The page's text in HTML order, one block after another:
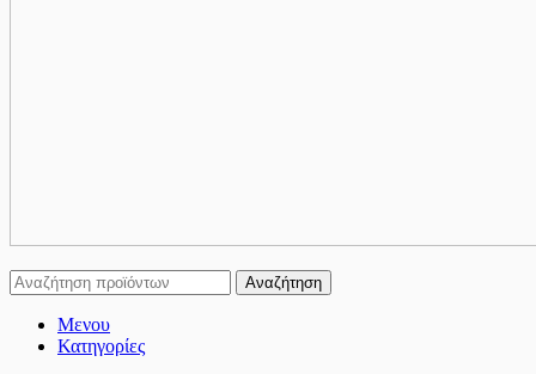
Αναζήτηση
Μενου
Κατηγορίες